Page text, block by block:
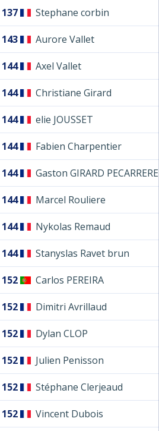
137 Stephane corbin
143 Aurore Vallet
144 Axel Vallet
144 Christiane Girard
144 elie JOUSSET
144 Fabien Charpentier
144 Gaston GIRARD PECARRERE
144 Marcel Rouliere
144 Nykolas Remaud
144 Stanyslas Ravet brun
152 Carlos PEREIRA
152 Dimitri Avrillaud
152 Dylan CLOP
152 Julien Penisson
152 Stéphane Clerjeaud
152 Vincent Dubois